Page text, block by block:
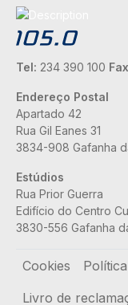
Tel: 234 390 100
Endereço Postal
Apartado 42
Rua Gil Eanes 31
3834-908 Gafanha
Estúdios
Rua Prior Guerra
Edifício do Centro
3830-556 Gafanha
Rodapé
Cookies
Livro de